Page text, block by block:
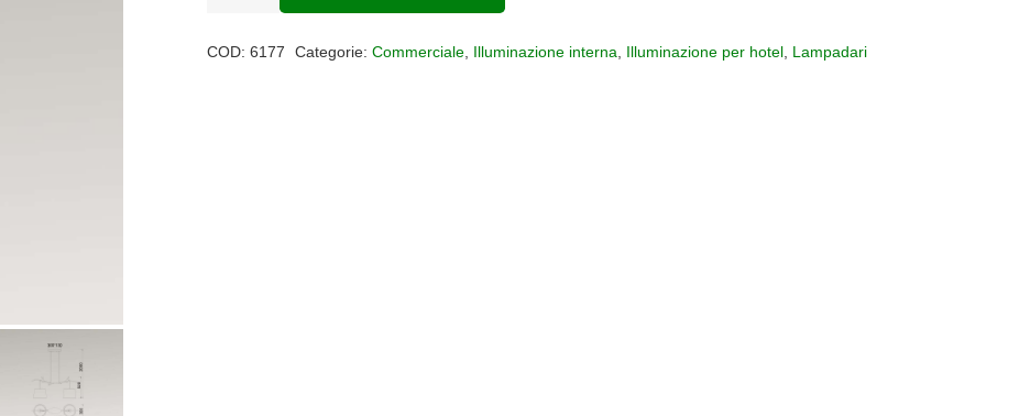
COD:6177 Categorie: Commerciale, Illuminazione interna, Illuminazione per hotel, Lampadari